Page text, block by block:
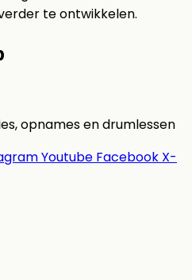
te ontwikkelen.
opnames en drumlessen
Youtube Facebook X-